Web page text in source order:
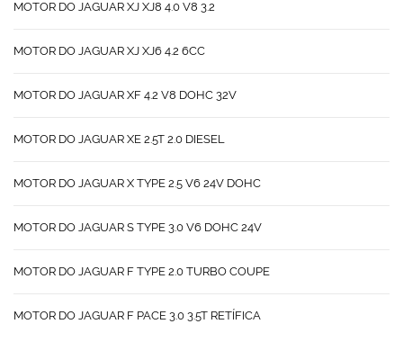
MOTOR DO JAGUAR XJ XJ8 4.0 V8 3.2
MOTOR DO JAGUAR XJ XJ6 4.2 6CC
MOTOR DO JAGUAR XF 4.2 V8 DOHC 32V
MOTOR DO JAGUAR XE 2.5T 2.0 DIESEL
MOTOR DO JAGUAR X TYPE 2.5 V6 24V DOHC
MOTOR DO JAGUAR S TYPE 3.0 V6 DOHC 24V
MOTOR DO JAGUAR F TYPE 2.0 TURBO COUPE
MOTOR DO JAGUAR F PACE 3.0 3.5T RETÍFICA